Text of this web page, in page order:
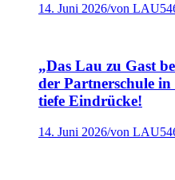
14. Juni 2026/von
„Das Lau zu Gast
der Partnerschule
tiefe Eindrücke!
14. Juni 2026/von